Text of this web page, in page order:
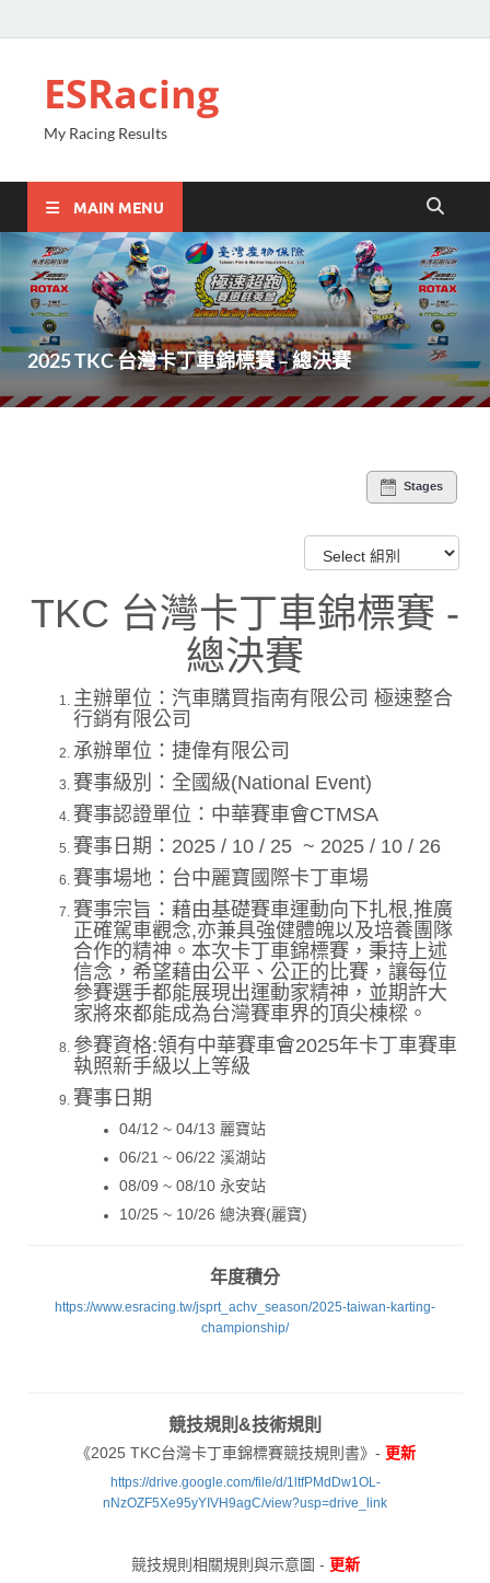
ESRacing
My Racing Results
MAIN MENU
2025 TKC 台灣卡丁車錦標賽 – 總決賽
Stages
TKC 台灣卡丁車錦標賽 -
總決賽
主辦單位：汽車購買指南有限公司 極速整合
行銷有限公司
承辦單位：捷偉有限公司
賽事級別：全國級(National Event)
賽事認證單位：中華賽車會CTMSA
賽事日期：2025 / 10 / 25 ~ 2025 / 10 / 26
賽事場地：台中麗寶國際卡丁車場
賽事宗旨：藉由基礎賽車運動向下扎根,推廣
正確駕車觀念,亦兼具強健體魄以及培養團隊
合作的精神。本次卡丁車錦標賽，秉持上述
信念，希望藉由公平、公正的比賽，讓每位
參賽選手都能展現出運動家精神，並期許大
家將來都能成為台灣賽車界的頂尖棟樑。
參賽資格:領有中華賽車會2025年卡丁車賽車
執照新手級以上等級
賽事日期
04/12 ~ 04/13 麗寶站
06/21 ~ 06/22 溪湖站
08/09 ~ 08/10 永安站
10/25 ~ 10/26 總決賽(麗寶)
年度積分
https://www.esracing.tw/jsprt_achv_season/2025-taiwan-karting-
championship/
競技規則&技術規則
《2025 TKC台灣卡丁車錦標賽競技規則書》- 更新
https://drive.google.com/file/d/1ltfPMdDw1OL-
nNzOZF5Xe95yYIVH9agC/view?usp=drive_link
競技規則相關規則與示意圖 - 更新